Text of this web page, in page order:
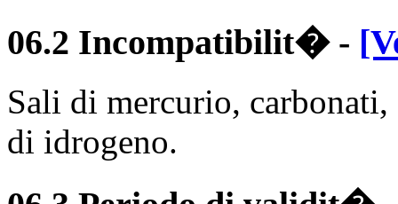
06.2 Incompatibilit�-
Sali di mercurio,
di idrogeno.